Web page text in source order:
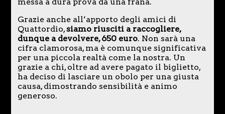
Grazie anche all’apporto degli amici di
Quattordio,siamo riusciti a raccogliere,
dunque a devolvere, 650 euro. Non sarà una
cifra clamorosa, ma è comunque significativa
per una piccola realtà come la nostra. Un
grazie a chi, oltre ad avere pagato il biglietto,
ha deciso di lasciare un obolo per una giusta
causa, dimostrando sensibilità e animo
generoso.